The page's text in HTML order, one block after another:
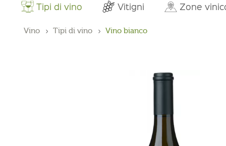
Aperitivo Brunch Per la
Carne e salumi Latticini
Tipi di vino Vitigni Zone
Pacchetti Abo Box Buono
Cucina Casa Cirmolo
Salute e bellezza Tinture
La nostra filosofia Magazine Produttori
Vino Tipi di vino Vino bianco